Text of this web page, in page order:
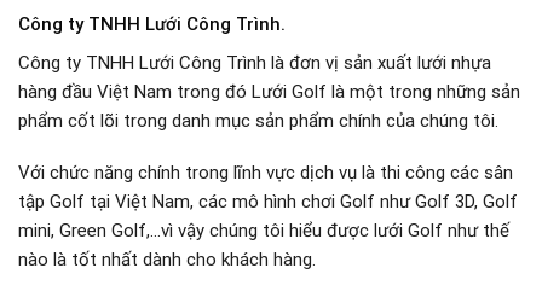
Công ty TNHH Lưới Công Trình.
Công ty TNHH Lưới Công Trình là đơn vị sản xuất lưới nhựa
hàng đầu Việt Nam trong đó Lưới Golf là một trong những sản
phẩm cốt lõi trong danh mục sản phẩm chính của chúng tôi.
Với chức năng chính trong lĩnh vực dịch vụ là thi công các sân
tập Golf tại Việt Nam, các mô hình chơi Golf như Golf 3D, Golf
mini, Green Golf,…vì vậy chúng tôi hiểu được lưới Golf như thế
nào là tốt nhất dành cho khách hàng.